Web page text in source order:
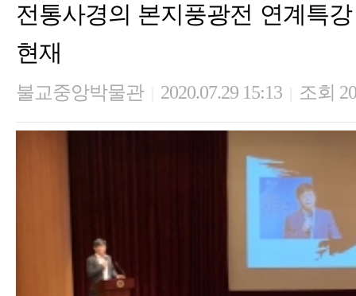
전통사경의 본지풍광전 연계특
현재
불교중앙박물관 2020.07.29 15:13 조회